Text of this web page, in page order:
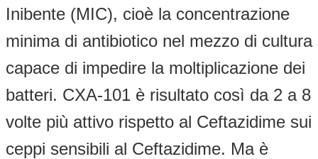
Inibente (MIC), cioè la concentrazione
minima di antibiotico nel mezzo di cultura
capace di impedire la moltiplicazione dei
batteri. CXA-101 è risultato così da 2 a 8
volte più attivo rispetto al Ceftazidime sui
ceppi sensibili al Ceftazidime. Ma è